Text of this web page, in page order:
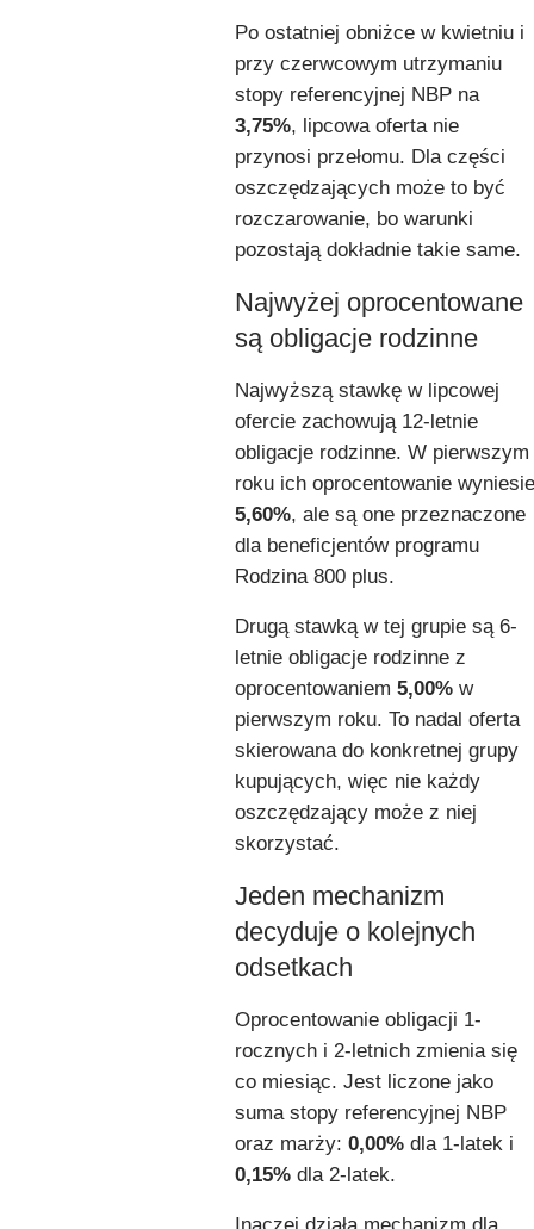
Po ostatniej obniżce w kwietniu i
przy czerwcowym utrzymaniu
stopy referencyjnej NBP na
3,75%, lipcowa oferta nie
przynosi przełomu. Dla części
oszczędzających może to być
rozczarowanie, bo warunki
pozostają dokładnie takie same.
Najwyżej oprocentowane
są obligacje rodzinne
Najwyższą stawkę w lipcowej
ofercie zachowują 12-letnie
obligacje rodzinne. W pierwszym
roku ich oprocentowanie wyniesie
5,60%, ale są one przeznaczone
dla beneficjentów programu
Rodzina 800 plus.
Drugą stawką w tej grupie są 6-
letnie obligacje rodzinne z
oprocentowaniem 5,00% w
pierwszym roku. To nadal oferta
skierowana do konkretnej grupy
kupujących, więc nie każdy
oszczędzający może z niej
skorzystać.
Jeden mechanizm
decyduje o kolejnych
odsetkach
Oprocentowanie obligacji 1-
rocznych i 2-letnich zmienia się
co miesiąc. Jest liczone jako
suma stopy referencyjnej NBP
oraz marży: 0,00% dla 1-latek i
0,15% dla 2-latek.